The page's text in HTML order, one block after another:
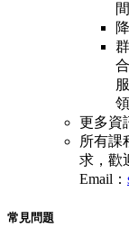
更多資
所有課
求，歡
Email：
常見問題